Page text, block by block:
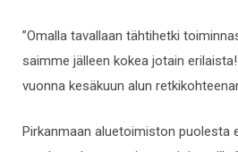
”Omalla tavallaan tähtihetki
saimme jälleen kokea jotain
vuonna kesäkuun alun
Pirkanmaan aluetoimiston puolesta